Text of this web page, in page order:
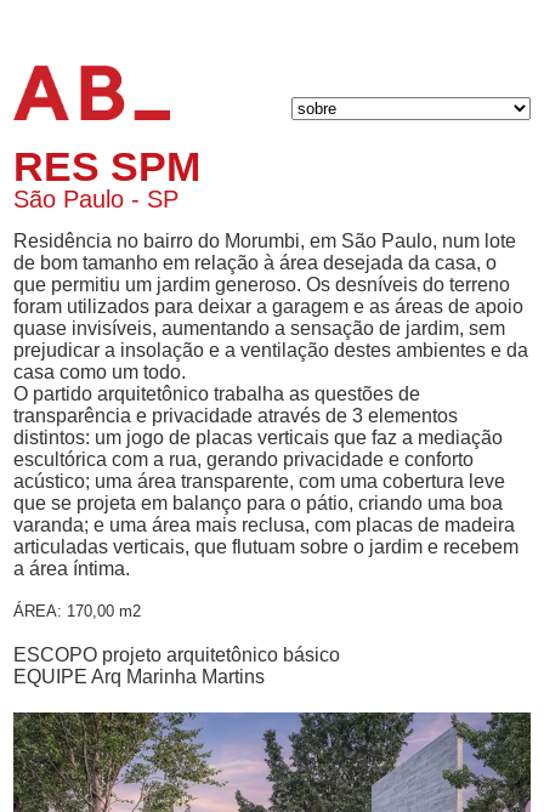
RES SPM
São Paulo - SP
Residência no bairro do Morumbi, em São Paulo, num lote
de bom tamanho em relação à área desejada da casa, o
que permitiu um jardim generoso. Os desníveis do terreno
foram utilizados para deixar a garagem e as áreas de apoio
quase invisíveis, aumentando a sensação de jardim, sem
prejudicar a insolação e a ventilação destes ambientes e da
casa como um todo.
O partido arquitetônico trabalha as questões de
transparência e privacidade através de 3 elementos
distintos: um jogo de placas verticais que faz a mediação
escultórica com a rua, gerando privacidade e conforto
acústico; uma área transparente, com uma cobertura leve
que se projeta em balanço para o pátio, criando uma boa
varanda; e uma área mais reclusa, com placas de madeira
articuladas verticais, que flutuam sobre o jardim e recebem
a área íntima.
ÁREA: 170,00 m2
ESCOPO projeto arquitetônico básico
EQUIPE Arq Marinha Martins